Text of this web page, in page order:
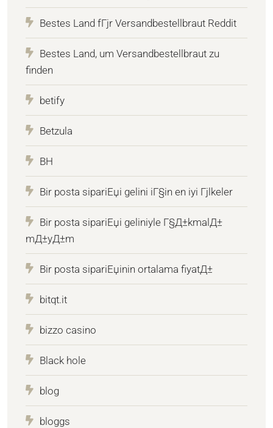
Bestes Land fГјr Versandbestellbraut Reddit
Bestes Land, um Versandbestellbraut zu
finden
betify
Betzula
BH
Bir posta sipariЕџi gelini iГ§in en iyi Гјlkeler
Bir posta sipariЕџi geliniyle Г§Д±kmalД±
mД±yД±m
Bir posta sipariЕџinin ortalama fiyatД±
bitqt.it
bizzo casino
Black hole
blog
bloggs